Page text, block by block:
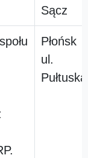
Sącz
Płońsk
ul.
Pułtuska